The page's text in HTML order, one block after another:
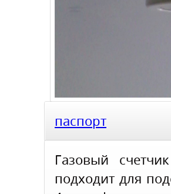
паспорт
Газовый
подходит для